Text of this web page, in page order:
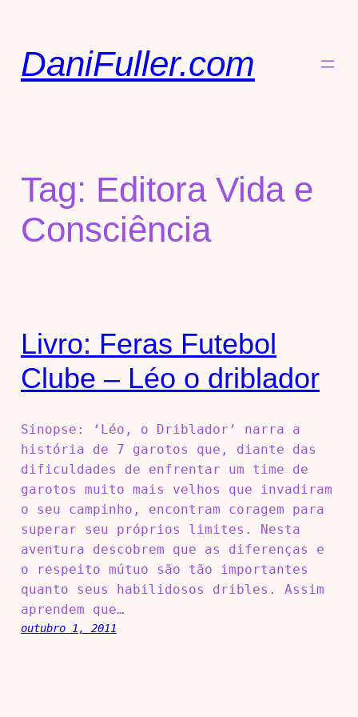
DaniFuller.com
Tag: Editora Vida e
Consciência
Livro: Feras Futebol
Clube – Léo o driblador
Sinopse: ‘Léo, o Driblador’ narra a
história de 7 garotos que, diante das
dificuldades de enfrentar um time de
garotos muito mais velhos que invadiram
o seu campinho, encontram coragem para
superar seu próprios limites. Nesta
aventura descobrem que as diferenças e
o respeito mútuo são tão importantes
quanto seus habilidosos dribles. Assim
aprendem que…
outubro 1, 2011